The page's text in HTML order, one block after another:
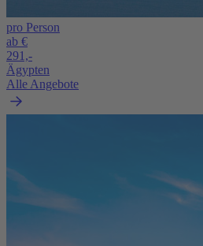
pro Person
ab €
291,-
Ägypten
Alle Angebote